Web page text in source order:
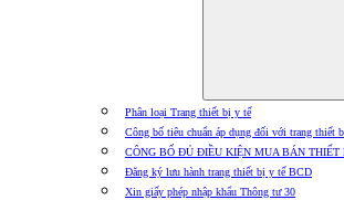
Phân loại Trang thiết bị y tế
Công bố tiêu chuẩn áp dụng đối với trang thiết
CÔNG BỐ ĐỦ ĐIỀU KIỆN MUA BÁN
Đăng ký lưu hành trang thiết bị y tế BCD
Xin giấy phép nhập khẩu Thông tư 30